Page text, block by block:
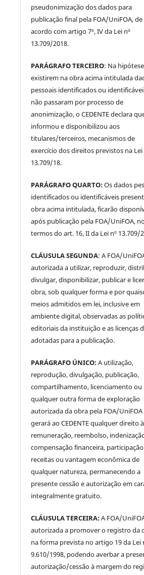
pseudonimização dos dados para
publicação final pela FOA/UniFOA, de
acordo com artigo 7º, IV da Lei nº
13.709/2018.
PARÁGRAFO TERCEIRO: Na
existirem na obra acima intitulada
pessoais identificados ou
não passaram por processo de
anonimização, o CEDENTE declara
informou e disponibilizou aos
titulares/terceiros, mecanismos de
exercício dos direitos previstos na Lei
13.709/18.
PARÁGRAFO QUARTO:Os dados
identificados ou identificáveis
obra acima intitulada, ficarão
após publicação pela FOA/UniFOA,
termos do art. 16, II da Lei nº 13.709/
CLÁUSULA SEGUNDA: A FOA/
autorizada a utilizar, reproduzir,
divulgar, disponibilizar, publicar e
obra, sob qualquer forma e por
meios admitidos em lei, inclusive em
ambiente digital, observadas as
editoriais da instituição e as licenças
adotadas para a publicação.
PARÁGRAFO ÚNICO:A utilização,
reprodução, divulgação, publicação,
compartilhamento, licenciamento ou
qualquer outra forma de exploração
autorizada da obra pela FOA/
gerará ao CEDENTE qualquer direito à
remuneração, reembolso,
compensação financeira,
receitas ou vantagem econômica de
qualquer natureza, permanecendo a
presente cessão e autorização em
integralmente gratuito.
CLÁUSULA TERCEIRA:A FOA/
autorizada a promover o registro da
na forma prevista no artigo 19 da Lei
9.610/1998, podendo averbar a
autorização/cessão à margem do